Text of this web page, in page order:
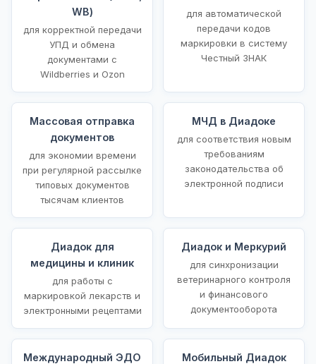
WB)
для корректной передачи
УПД и обмена
документами с
Wildberries и Ozon
для автоматической
передачи кодов
маркировки в систему
Честный ЗНАК
Массовая отправка
документов
для экономии времени
при регулярной рассылке
типовых документов
тысячам клиентов
МЧД в Диадоке
для соответствия новым
требованиям
законодательства об
электронной подписи
Диадок для
медицины и клиник
для работы с
маркировкой лекарств и
электронными рецептами
Диадок и Меркурий
для синхронизации
ветеринарного контроля
и финансового
документооборота
Международный ЭДО Мобильный Диадок